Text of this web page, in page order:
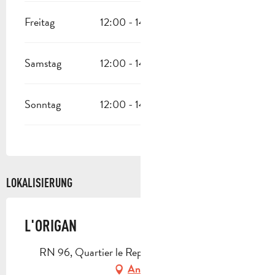
Freitag 12:00 - 14:00
Samstag 12:00 - 14:00
Sonntag 12:00 - 14:00
LOKALISIERUNG
L'ORIGAN
RN 96, Quartier le Repos, 13360 Roquevaire
Anfahrt